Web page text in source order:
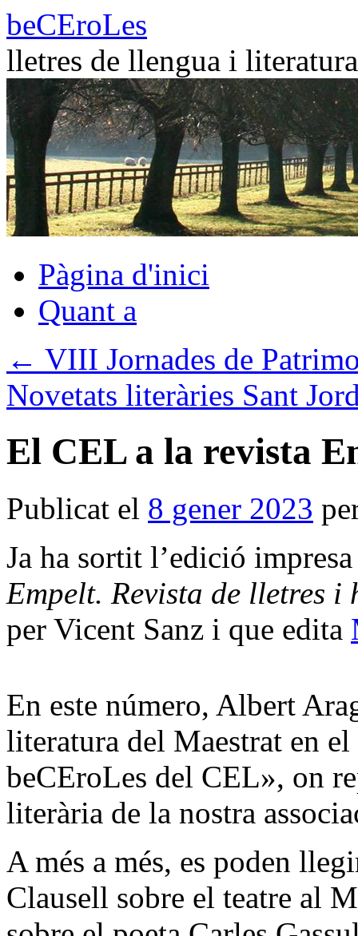
Vés
al
contingut
beCEroLes
lletres de llengua i literatura
Pàgina d'inici
Quant a
← VIII Jornades de
Novetats literàries Sant
El CEL a la revista
Publicat el 8 gener 2023
Ja ha sortit l’edició
Empelt. Revista de lletres
per Vicent Sanz i que edita
En este número, Albert
literatura del Maestrat en
beCEroLes del CEL», on
literària de la nostra
A més a més, es poden
Clausell sobre el teatre al